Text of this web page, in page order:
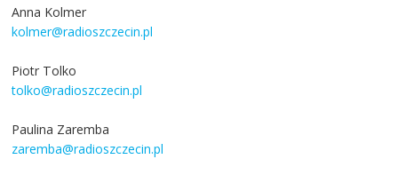
Anna Kolmer
kolmer@radioszczecin.pl
Piotr Tolko
tolko@radioszczecin.pl
Paulina Zaremba
zaremba@radioszczecin.pl